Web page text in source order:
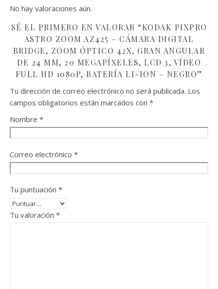
No hay valoraciones aún.
SÉ EL PRIMERO EN VALORAR “KODAK PIXPRO
ASTRO ZOOM AZ425 – CÁMARA DIGITAL
BRIDGE, ZOOM ÓPTICO 42X, GRAN ANGULAR
DE 24 MM, 20 MEGAPÍXELES, LCD 3, VÍDEO
FULL HD 1080P, BATERÍA LI-ION – NEGRO”
Tu dirección de correo electrónico no será publicada. Los
campos obligatorios están marcados con *
Nombre *
Correo electrónico *
Tu puntuación *
Tu valoración *